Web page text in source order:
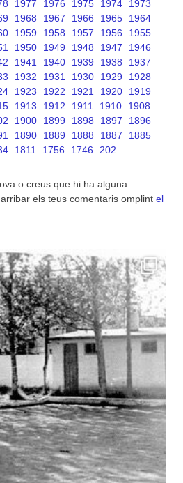
1977 1976 1975 1974
1973
1968 1967 1966 1965
1964
1959 1958 1957 1956
1955
1950 1949 1948 1947
1946
1941 1940 1939 1938
1937
1932 1931 1930 1929
1928
1923 1922 1921 1920
1919
1913 1912 1911 1910
1908
1900 1899 1898 1897
1896
1890 1889 1888 1887
1885
1811 1756 1746 202
o creus que hi ha alguna
els teus comentaris omplint el